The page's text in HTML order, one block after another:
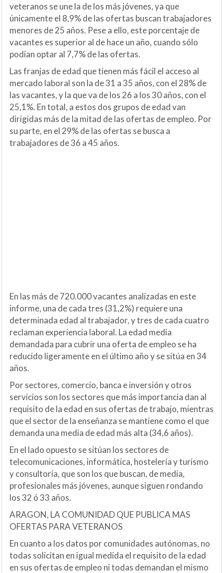
veteranos se une la de los más jóvenes, ya que
únicamente el 8,9% de las ofertas buscan trabajadores
menores de 25 años. Pese a ello, este porcentaje de
vacantes es superior al de hace un año, cuando sólo
podían optar al 7,7% de las ofertas.
Las franjas de edad que tienen más fácil el acceso al
mercado laboral son la de 31 a 35 años, con el 28% de
las vacantes, y la que va de los 26 a los 30 años, con el
25,1%. En total, a estos dos grupos de edad van
dirigidas más de la mitad de las ofertas de empleo. Por
su parte, en el 29% de las ofertas se busca a
trabajadores de 36 a 45 años.
En las más de 720.000 vacantes analizadas en este
informe, una de cada tres (31,2%) requiere una
determinada edad al trabajador, y tres de cada cuatro
reclaman experiencia laboral. La edad media
demandada para cubrir una oferta de empleo se ha
reducido ligeramente en el último año y se sitúa en 34
años.
Por sectores, comercio, banca e inversión y otros
servicios son los sectores que más importancia dan al
requisito de la edad en sus ofertas de trabajo, mientras
que el sector de la enseñanza se mantiene como el que
demanda una media de edad más alta (34,6 años).
En el lado opuesto se sitúan los sectores de
telecomunicaciones, informática, hostelería y turismo
y consultoría, que son los que buscan, de media,
profesionales más jóvenes, aunque siguen rondando
los 32 ó 33 años.
ARAGON, LA COMUNIDAD QUE PUBLICA MAS
OFERTAS PARA VETERANOS
En cuanto a los datos por comunidades autónomas, no
todas solicitan en igual medida el requisito de la edad
en sus ofertas de empleo ni todas demandan el mismo